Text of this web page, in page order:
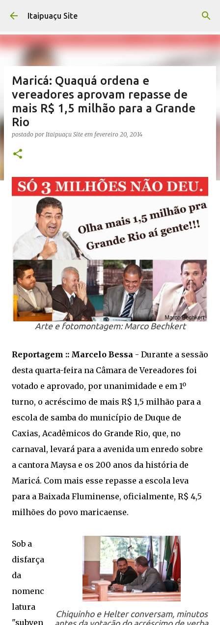
Pular para o conteúdo principal
Itaipuaçu Site
Maricá: Quaquá ordena e
vereadores aprovam repasse de
mais R$ 1,5 milhão para a Grande
Rio
postado por Itaipuaçu Site em fevereiro 20, 2014
Arte e fotomontagem: Marco Bechkert
Reportagem :: Marcelo Bessa - Durante a sessão
desta quarta-feira na Câmara de Vereadores foi
votado e aprovado, por unanimidade e em 1º
turno, o acréscimo de mais R$ 1,5 milhão para a
escola de samba do município de Duque de
Caxias, Acadêmicos do Grande Rio, que, no
carnaval, levará para a avenida um enredo sobre
a cantora Maysa e os 200 anos da história de
Maricá. Com mais esse repasse a escola leva
para a Baixada Fluminense, oficialmente, R$ 4,5
milhões do povo maricaense.
Chiquinho e Helter conversam, minutos
Sob a
disfarça
da
nomenc
latura
"subven